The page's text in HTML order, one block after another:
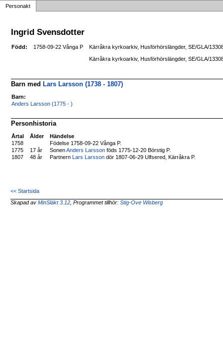
Personakt
Ingrid Svensdotter
Född: 1758-09-22 Vånga P
Kärråkra kyrkoarkiv, Husförhörslängder, SE/GLA/
Kärråkra kyrkoarkiv, Husförhörslängder, SE/GLA/
Barn med Lars Larsson (1738 - 1807)
Barn:
Anders Larsson (1775 - )
Personhistoria
Årtal Ålder
Händelse
1758
Födelse 1758-09-22 Vånga P.
1775
17 år SonenAnders Larsson föds 1775-12-20 Börstig P.
1807
48 år PartnernLars Larsson dör 1807-06-29 Ulfsered, Kärråkra P.
<< Startsida
Skapad avMinSläkt 3.12 , Programmet tillhör:Stig-Ove Wisberg